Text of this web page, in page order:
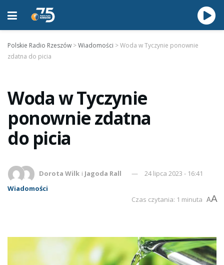
Polskie Radio Rzeszów >Wiadomości >Woda w Tyczynie ponownie
zdatna do picia
Woda w Tyczynie
ponownie zdatna
do picia
Dorota Wilk i Jagoda Rall
24 lipca 2023 - 16:41
Wiadomości
Czas czytania: 1 minuta AA